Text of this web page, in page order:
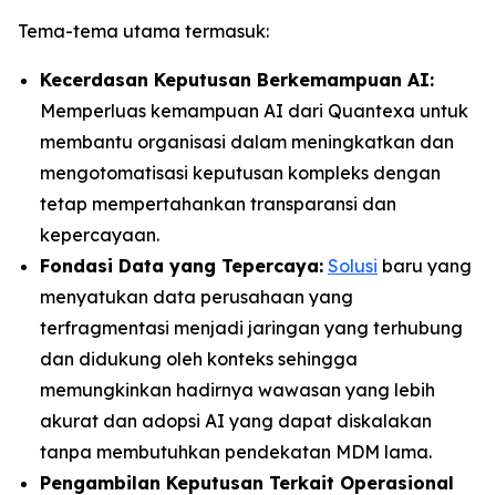
Tema-tema utama termasuk:
Kecerdasan Keputusan Berkemampuan AI:
Memperluas kemampuan AI dari Quantexa untuk
membantu organisasi dalam meningkatkan dan
mengotomatisasi keputusan kompleks dengan
tetap mempertahankan transparansi dan
kepercayaan.
Fondasi Data yang Tepercaya: Solusi baru yang
menyatukan data perusahaan yang
terfragmentasi menjadi jaringan yang terhubung
dan didukung oleh konteks sehingga
memungkinkan hadirnya wawasan yang lebih
akurat dan adopsi AI yang dapat diskalakan
tanpa membutuhkan pendekatan MDM lama.
Pengambilan Keputusan Terkait Operasional